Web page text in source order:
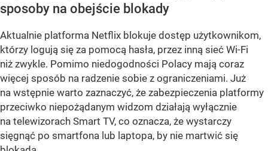
sposoby na obejście blokady
Aktualnie platforma Netflix blokuje dostęp użytkownikom,
którzy logują się za pomocą hasła, przez inną sieć Wi-Fi
niż zwykle. Pomimo niedogodności Polacy mają coraz
więcej sposób na radzenie sobie z ograniczeniami. Już
na wstępnie warto zaznaczyć, że zabezpieczenia platformy
przeciwko niepożądanym widzom działają wyłącznie
na telewizorach Smart TV, co oznacza, że wystarczy
sięgnąć po smartfona lub laptopa, by nie martwić się